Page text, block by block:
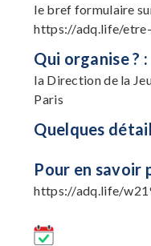
le bref formulaire
https://adq.life/
Qui organise ? :
la Direction de la
Paris
Quelques
Pour en savoir
https://adq.life/